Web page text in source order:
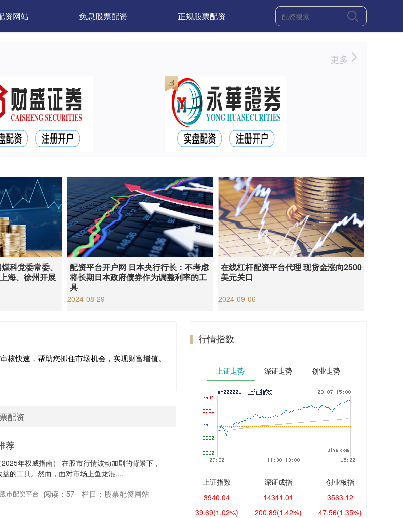
资网站 免息股票配资 正规股票配资
更多
科党委常委、
海、徐州开展
配资平台开户网 日本央行行长：不考虑
将长期日本政府债券作为调整利率的工
具
2024-08-29
在线杠杆配资平台代理 现货金涨向2500
美元关口
2024-09-06
快速，帮助您抓住市场机会，实现财富增值。
配资
荐
年权威指南） 在股市行情波动加剧的背景下，
的工具。然而，面对市场上鱼龙混....
市配资平台 阅读： 57 栏目： 股票配资网站
行情指数
上证走势 深证走势 创业走势
上证指数
3940.04
39.69(1.02%)
深证成指
14311.01
200.89(1.42%)
创业板指
3563.12
47.56(1.35%)